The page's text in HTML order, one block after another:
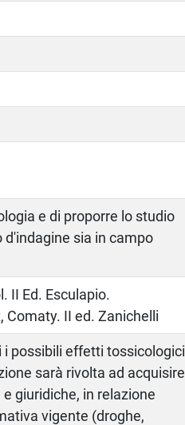
e di proporre lo studio
sia in campo
II Ed. Esculapio.
II ed. Zanichelli
i possibili effetti tossicologici
sarà rivolta ad acquisire
giuridiche, in relazione
vigente (droghe,